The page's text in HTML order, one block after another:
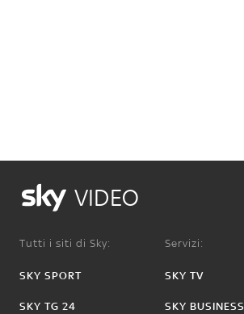
VIDEO
Tutti i siti di Sky:
SKY SPORT
SKY TG 24
Servizi:
SKY TV
SKY BUSINESS